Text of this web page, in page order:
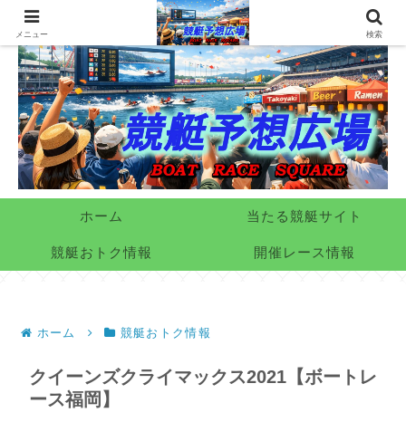
ホーム 当たる競艇サイト
競艇おトク情報 開催レース情報
ホーム 競艇おトク情報
クイーンズクライマックス2021【ボートレ
ース福岡】
メニュー 検索